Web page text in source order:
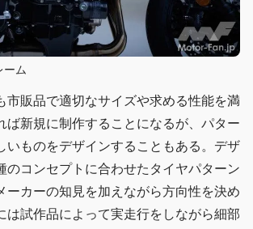
ーム
市販品で適切なサイズや求める性能を満
ば新規に制作することになるが、パター
いものをデザインすることもある。デザ
のコンセプトに合わせたタイヤパターン
ーカーの知見を加えながら方向性を決め
は試作品によって実走行をしながら細部